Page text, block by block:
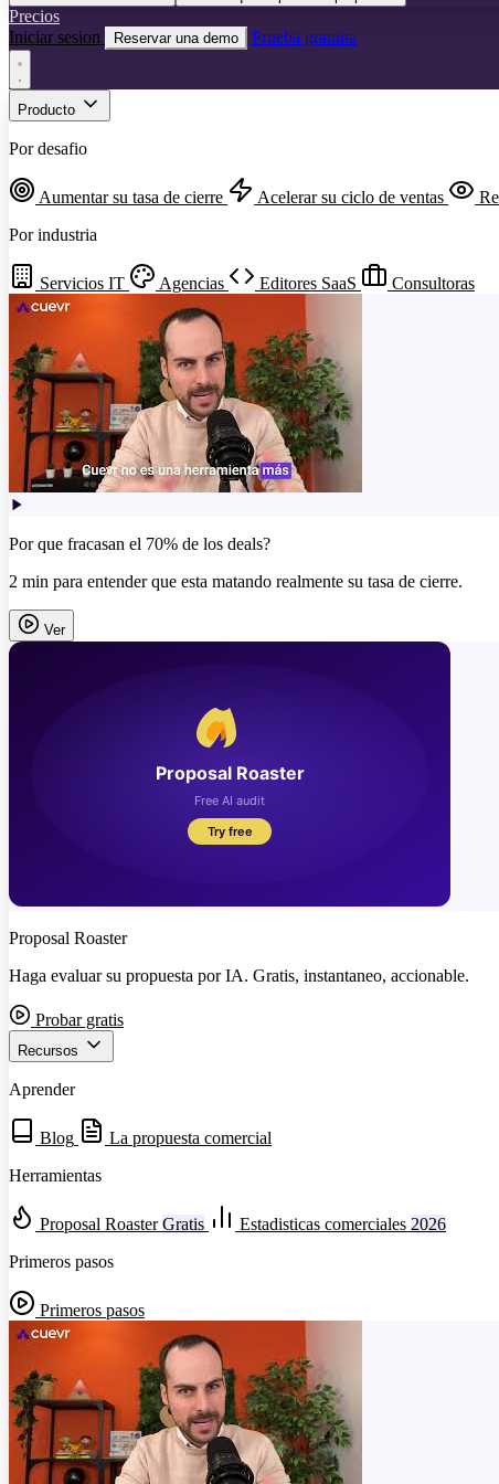
Precios
Iniciar sesion
Reservar una demo Prueba gratuita
Producto
Por desafio
Aumentar su tasa de cierre Acelerar su ciclo de ventas
Por industria
Servicios IT Agencias Editores SaaS Consultoras
Por que fracasan el 70% de los deals?
2 min para entender que esta matando realmente su tasa de cierre.
Ver
Proposal Roaster
Haga evaluar su propuesta por IA. Gratis, instantaneo, accionable.
Probar gratis
Recursos
Aprender
Blog
La propuesta comercial
Herramientas
Proposal Roaster Gratis Estadisticas comerciales 2026
Primeros pasos
Primeros pasos